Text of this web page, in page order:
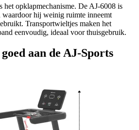
het opklapmechanisme. De AJ-6008 is
waardoor hij weinig ruimte inneemt
Transportwieltjes maken het
eenvoudig, ideaal voor thuisgebruik.
aan de AJ-Sports